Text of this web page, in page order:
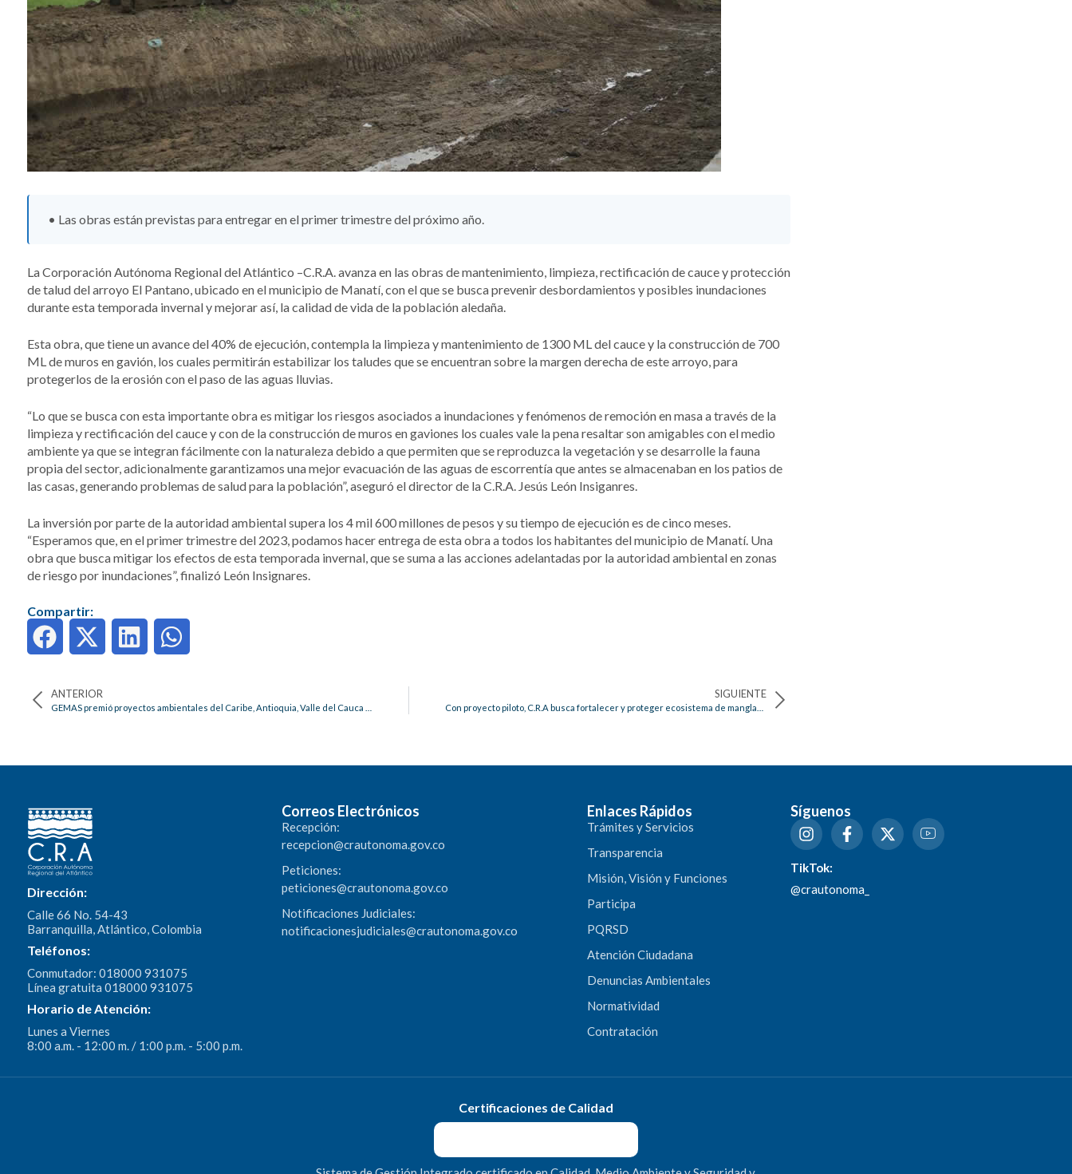
• Las obras están previstas para entregar en el primer trimestre del próximo año.
La Corporación Autónoma Regional del Atlántico –C.R.A. avanza en las obras de mantenimiento, limpieza, rectificación de cauce y protección
de talud del arroyo El Pantano, ubicado en el municipio de Manatí, con el que se busca prevenir desbordamientos y posibles inundaciones
durante esta temporada invernal y mejorar así, la calidad de vida de la población aledaña.
Esta obra, que tiene un avance del 40% de ejecución, contempla la limpieza y mantenimiento de 1300 ML del cauce y la construcción de 700
ML de muros en gavión, los cuales permitirán estabilizar los taludes que se encuentran sobre la margen derecha de este arroyo, para
protegerlos de la erosión con el paso de las aguas lluvias.
“Lo que se busca con esta importante obra es mitigar los riesgos asociados a inundaciones y fenómenos de remoción en masa a través de la
limpieza y rectificación del cauce y con de la construcción de muros en gaviones los cuales vale la pena resaltar son amigables con el medio
ambiente ya que se integran fácilmente con la naturaleza debido a que permiten que se reproduzca la vegetación y se desarrolle la fauna
propia del sector, adicionalmente garantizamos una mejor evacuación de las aguas de escorrentía que antes se almacenaban en los patios de
las casas, generando problemas de salud para la población”, aseguró el director de la C.R.A. Jesús León Insiganres.
La inversión por parte de la autoridad ambiental supera los 4 mil 600 millones de pesos y su tiempo de ejecución es de cinco meses.
“Esperamos que, en el primer trimestre del 2023, podamos hacer entrega de esta obra a todos los habitantes del municipio de Manatí. Una
obra que busca mitigar los efectos de esta temporada invernal, que se suma a las acciones adelantadas por la autoridad ambiental en zonas
de riesgo por inundaciones”, finalizó León Insignares.
Compartir:
ANTERIOR SIGUIENTE
Dirección:
Calle 66 No. 54-43
Barranquilla, Atlántico, Colombia
Teléfonos:
Conmutador: 018000 931075
Línea gratuita 018000 931075
Horario de Atención:
Lunes a Viernes
8:00 a.m. - 12:00 m. / 1:00 p.m. - 5:00 p.m.
Correos Electrónicos
Recepción:
recepcion@crautonoma.gov.co
Peticiones:
peticiones@crautonoma.gov.co
Notificaciones Judiciales:
notificacionesjudiciales@crautonoma.gov.co
Enlaces Rápidos
Trámites y Servicios
Transparencia
Misión, Visión y Funciones
Participa
PQRSD
Atención Ciudadana
Denuncias Ambientales
Normatividad
Contratación
Síguenos
TikTok:
@crautonoma_
Certificaciones de Calidad